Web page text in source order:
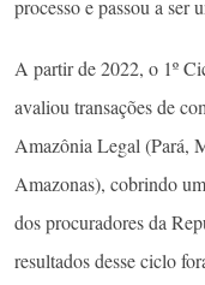
processo e passou a ser
A partir de 2022, o 1º
avaliou transações de
Amazônia Legal (Pará,
Amazonas), cobrindo
dos procuradores da
resultados desse ciclo